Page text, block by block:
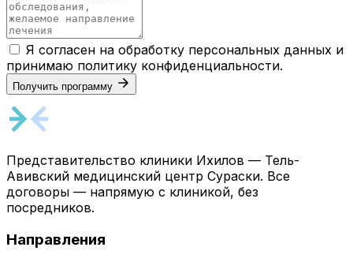
Я согласен на обработку персональных данных и
принимаю политику конфиденциальности.
Получить программу
Представительство клиники Ихилов — Тель-
Авивский медицинский центр Сураски. Все
договоры — напрямую с клиникой, без
посредников.
Направления